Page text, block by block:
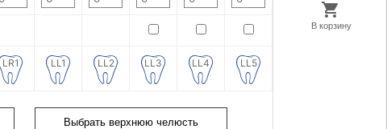
LR1 LL1 LL2 LL3 LL4 LL5
Выбрать верхнюю челюсть